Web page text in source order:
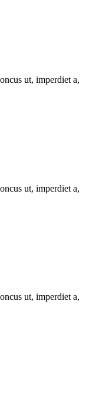
ut, imperdiet a,
ut, imperdiet a,
ut, imperdiet a,